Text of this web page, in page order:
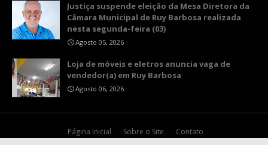
​Justiça suspende eleição da Mesa Diretora da
Câmara Municipal de Ruy Barbosa realizada
nesta segunda-feira (03)
Agosto 05, 2026
Loja de móveis e eletros anuncia vaga de
vendedor(a) em Ruy Barbosa
Agosto 06, 2026
Página Inicial Sobre o Site Contato